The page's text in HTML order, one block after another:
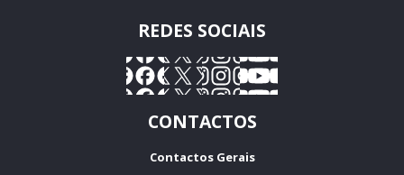
REDES SOCIAIS
CONTACTOS
Contactos Gerais